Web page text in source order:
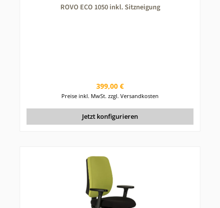
ROVO ECO 1050 inkl. Sitzneigung
Regulärer Preis:
399,00 €
Preise inkl. MwSt. zzgl. Versandkosten
Jetzt konfigurieren